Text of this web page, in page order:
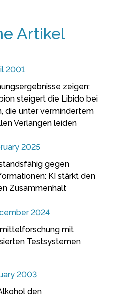
Artikel
2001
zeigen:
steigert die Libido bei
die unter vermindertem
Verlangen leiden
2025
gegen
KI stärkt den
Zusammenhalt
2024
mit
Testsystemen
2003
den